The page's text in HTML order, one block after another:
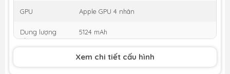
GPU Apple GPU 4 nhân
Dung lượng
pin
5124 mAh
mắt
09/2015
Xem chi tiết cấu hình